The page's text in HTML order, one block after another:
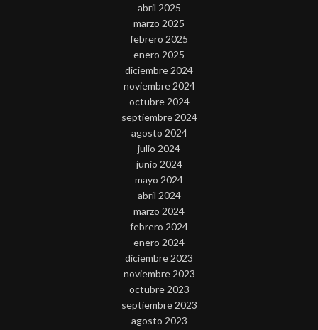
abril 2025
marzo 2025
febrero 2025
enero 2025
diciembre 2024
noviembre 2024
octubre 2024
septiembre 2024
agosto 2024
julio 2024
junio 2024
mayo 2024
abril 2024
marzo 2024
febrero 2024
enero 2024
diciembre 2023
noviembre 2023
octubre 2023
septiembre 2023
agosto 2023